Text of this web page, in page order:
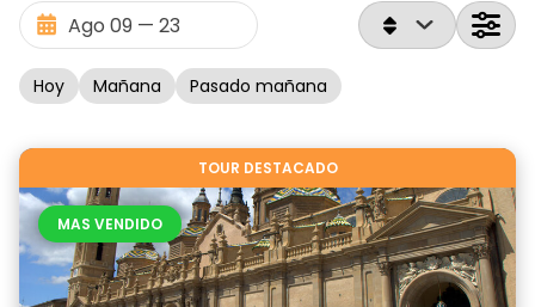
Hoy Mañana Pasado mañana
TOUR DESTACADO
MAS VENDIDO